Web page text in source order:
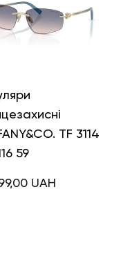
TF 3114
59
UAH